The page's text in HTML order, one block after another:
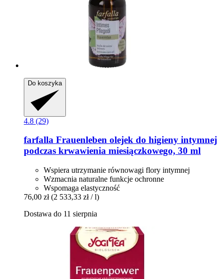
Do koszyka
4.8 (29)
farfalla Frauenleben olejek do higieny intymnej
podczas krwawienia miesiączkowego, 30 ml
Wspiera utrzymanie równowagi flory intymnej
Wzmacnia naturalne funkcje ochronne
Wspomaga elastyczność
76,00 zł (2 533,33 zł / l)
Dostawa do 11 sierpnia